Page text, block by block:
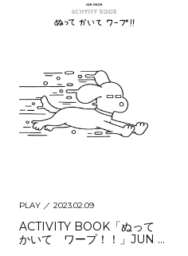
PLAY ／ 2023.02.09
ACTIVITY BOOK「ぬって
かいて ワープ！！」JUN O